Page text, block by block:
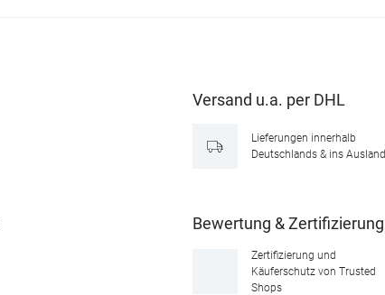
Versand u.a. per DHL
Lieferungen innerhalb
Deutschlands & ins Ausland
Bewertung & Zertifizierung
Zertifizierung und
Käuferschutz von Trusted
Shops